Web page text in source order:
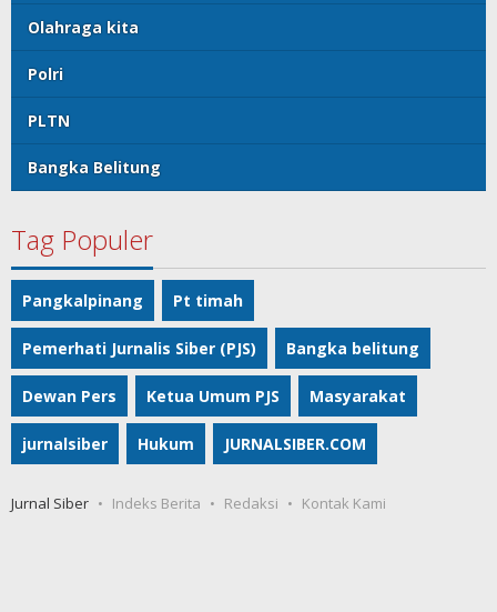
Olahraga kita
Polri
PLTN
Bangka Belitung
Tag Populer
Pangkalpinang Pt timah
Pemerhati Jurnalis Siber (PJS) Bangka belitung
Dewan Pers Ketua Umum PJS Masyarakat
jurnalsiber Hukum JURNALSIBER.COM
Jurnal Siber Indeks Berita Redaksi Kontak Kami